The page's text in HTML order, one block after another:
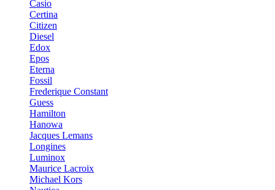
Casio
Certina
Citizen
Diesel
Edox
Epos
Eterna
Fossil
Frederique Constant
Guess
Hamilton
Hanowa
Jacques Lemans
Longines
Luminox
Maurice Lacroix
Michael Kors